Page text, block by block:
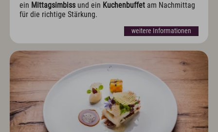
Indoor Fitness
Exquisit Bergwanderwochen 2026
Kunst & Kultur
Exquisit Eisgala
Allgäuer Abend
Musik im Hotel
Kunst im Hotel
ein Mittagsimbiss und ein Kuchenbuffet am Nachmittag
für die richtige Stärkung.
weitere Informationen